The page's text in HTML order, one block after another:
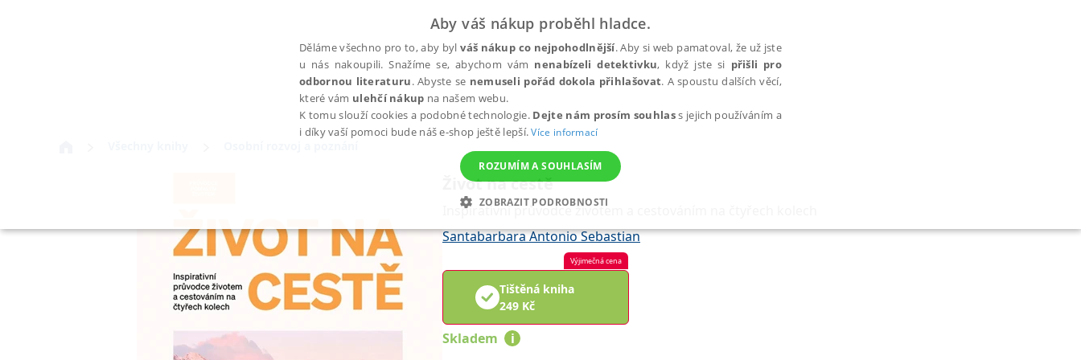
Život na cestě
Inspirativní průvodce životem a cestováním na čtyřech kolech
Santabarbara Antonio Sebastian
Výjimečná cena
Tištěná kniha
249 Kč
Skladem i
Aby váš nákup proběhl hladce.
Děláme všechno pro to, aby bylváš nákup co nejpohodlnější. Aby si web pamatoval, že už jste
u nás nakoupili. Snažíme se, abychom vám nenabízeli detektivku, když jste si přišli pro
odbornou literaturu. Abyste se nemuseli pořád dokola přihlašovat. A spoustu dalších věcí,
které vám ulehčí nákup na našem webu.
K tomu slouží cookies a podobné technologie. Dejte nám prosím souhlass jejich používáním a
i díky vaší pomoci bude náš e-shop ještě lepší.Více informací
ROZUMÍM A SOUHLASÍM
ZOBRAZIT PODROBNOSTI
NEZBYTNÉ ANALYTICKÉ MARKETINGOVÉ FUNKČNÍ NEZAŘAZENÉ SOUBORY
Nezbytné Marketingové
Nezbytně nutné soubory cookie umožňují základní funkce webových stránek, jako je přihlášení uživatele a správa účtu. Webové stránky nelze bez nezbytně nutných souborů cookie správně používat.
Provider /